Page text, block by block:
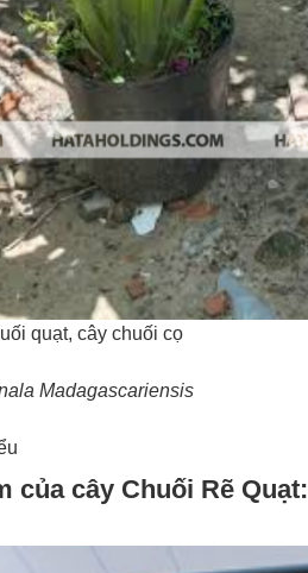
quạt, cây chuối cọ
Madagascariensis
của cây Chuối Rẽ Quạt: